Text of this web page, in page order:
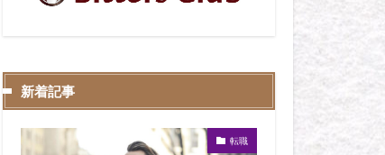
新着記事
転職